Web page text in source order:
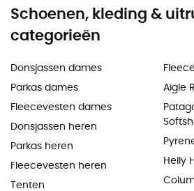
Schoenen, kleding &
categorieën
Donsjassen dames
Parkas dames
Fleecevesten dames
Donsjassen heren
Parkas heren
Fleecevesten heren
Tenten
Aigle
Helly